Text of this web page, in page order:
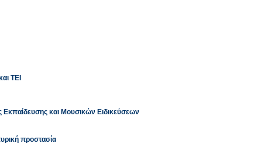
ΤΕΙ
Εκπαίδευσης και Μουσικών Ειδικεύσεων
προστασία